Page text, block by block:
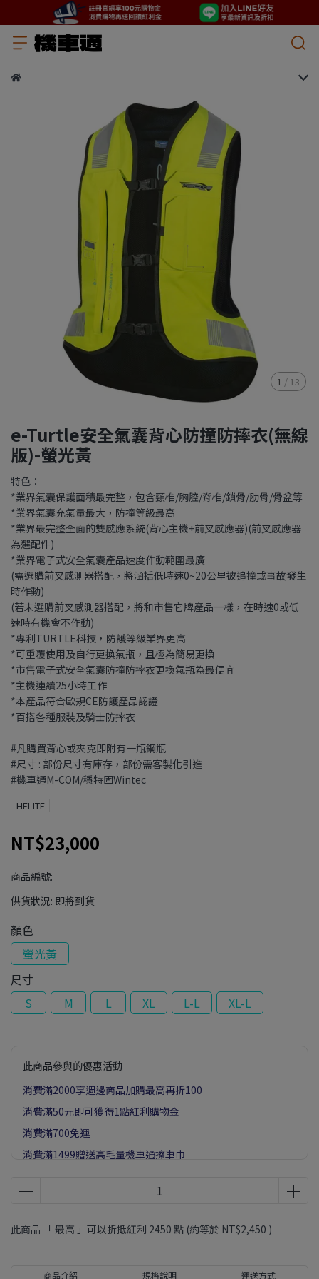
1 / 13
e-Turtle安全氣囊背心防撞防摔衣(無線
版)-螢光黃
特色：
*業界氣囊保護面積最完整，包含頸椎/胸腔/脊椎/鎖骨/肋骨/骨盆等
*業界氣囊充氣量最大，防撞等級最高
*業界最完整全面的雙感應系統(背心主機+前叉感應器)(前叉感應器
為選配件)
*業界電子式安全氣囊產品速度作動範圍最廣
(需選購前叉感測器搭配，將涵括低時速0~20公里被追撞或事故發生
時作動)
(若未選購前叉感測器搭配，將和市售它牌產品一樣，在時速0或低
速時有機會不作動)
*專利TURTLE科技，防護等級業界更高
*可重覆使用及自行更換氣瓶，且極為簡易更換
*市售電子式安全氣囊防撞防摔衣更換氣瓶為最便宜
*主機連續25小時工作
*本產品符合歐規CE防護產品認證
*百搭各種服裝及騎士防摔衣
#凡購買背心或夾克即附有一瓶鋼瓶
#尺寸 : 部份尺寸有庫存，部份需客製化引進
#機車通M-COM/穩特固Wintec
HELITE
NT$23,000
商品編號:
供貨狀況: 即將到貨
顏色
螢光黃
尺寸
S
M L XL L-L XL-L
此商品參與的優惠活動
消費滿2000享週邊商品加購最高再折100
消費滿50元即可獲得1點紅利購物金
消費滿700免運
消費滿1499贈送高毛量機車通擦車巾
此商品 「 最高 」可以折抵紅利 2450 點 (約等於 NT$2,450 )
商品介紹 規格說明 運送方式